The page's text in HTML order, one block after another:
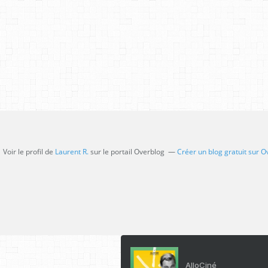
Voir le profil de Laurent R.sur le portail Overblog Créer un blog gratuit sur
AlloCiné